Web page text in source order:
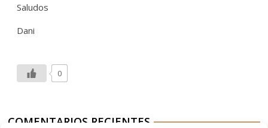
Saludos
Dani
0
COMENTARIOS RECIENTES